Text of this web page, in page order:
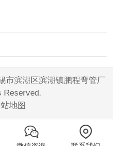
市滨湖区滨湖镇鹏程弯管厂
Reserved.
地图